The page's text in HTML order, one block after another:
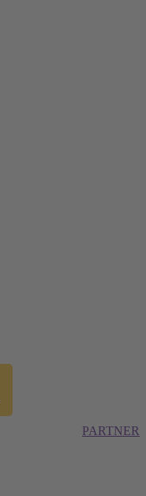
PARTNER